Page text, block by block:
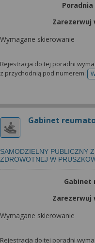
Wymagane skierowanie
Rejestracja do tej poradni
z przychodnią pod numerem:
Gabinet
SAMODZIELNY PUBLICZNY
ZDROWOTNEJ W
Gabinet
Wymagane skierowanie
Rejestracja do tej poradni